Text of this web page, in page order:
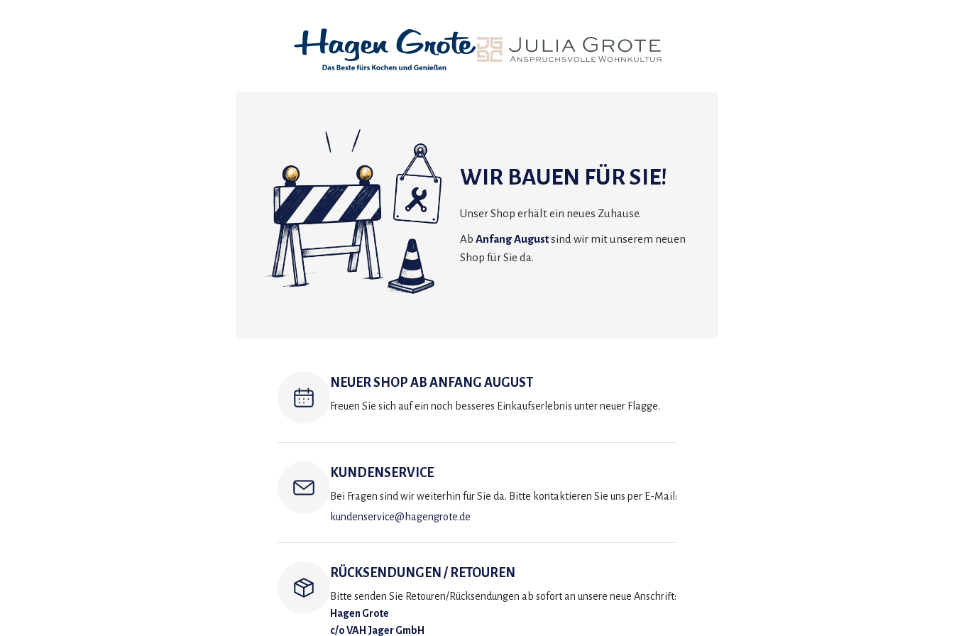
WIR BAUEN FÜR SIE!
Unser Shop erhält ein neues Zuhause.
Ab Anfang Augustsind wir mit unserem neuen
Shop für Sie da.
NEUER SHOP AB ANFANG AUGUST
Freuen Sie sich auf ein noch besseres Einkaufserlebnis unter neuer Flagge.
KUNDENSERVICE
Bei Fragen sind wir weiterhin für Sie da. Bitte kontaktieren Sie uns per E-Mail:
kundenservice@hagengrote.de
RÜCKSENDUNGEN / RETOUREN
Bitte senden Sie Retouren/Rücksendungen ab sofort an unsere neue Anschrift:
Hagen Grote
c/o VAH Jager GmbH